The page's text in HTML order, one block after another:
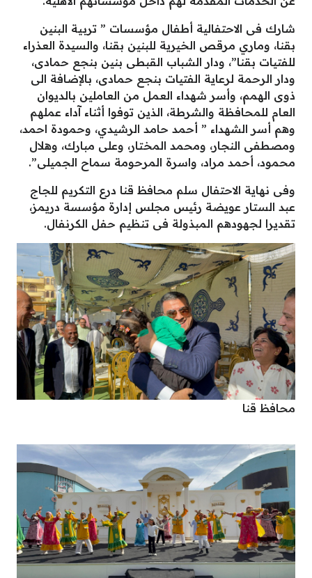
شارك فى الاحتفالية أطفال مؤسسات ” تربية البنين
بقنا، وماري مرقص الخيرية للبنين بقنا، والسيدة العذراء
للفتيات بقنا”، ودار الشباب القبطى بنين بنجع حمادى،
ودار الرحمة لرعاية الفتيات بنجع حمادى، بالإضافة الى
ذوى الهمم، وأسر شهداء العمل من العاملين بالديوان
العام للمحافظة والشرطة، الذين توفوا أثناء آداء عملهم
وهم أسر الشهداء ” أحمد حامد الرشيدي، وحمودة احمد،
ومصطفى النجار، ومحمد المختار، وعلى مبارك، وهلال
محمود، أحمد مراد، واسرة المرحومة سماح الجميلى”.
وفى نهاية الاحتفال سلم محافظ قنا درع التكريم للجاج
عبد الستار عويضة رئيس مجلس إدارة مؤسسة دريمز،
تقديرا لجهودهم المبذولة فى تنظيم حفل الكرنفال.
محافظ قنا